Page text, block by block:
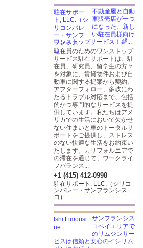
不動産屋と自動
車販売店が一つ
になった、新し
い駐在員様向け
ワンストップサービス！🌈...
駐在員のためのワンストップ
サービス駐在サポートは、駐
在員、研究員、留学生の方々
を対象に、賃貸物件および自
動車に関する提案から契約、
アフターフォロー、多岐にわ
たるトラブル対応まで、包括
的かつ専門的なサービスを提
供しています。私たちはアメ
リカでの生活において欠かせ
ない住まいと車のトータルサ
ポートをご提供し、ストレス
のない快適な生活をお約束い
たします。カリフォルニアで
の滞在を通じて、ワークライ
フバランス...
+1 (415) 412-0998
駐在サポート, LLC.（シリコ
ンバレー・サンフランシス
コ）
サンフランシス
コベイエリアで
のリムジンサー
ビスは信頼と安心のイシリム